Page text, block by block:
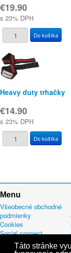
Táto stránke
€19.90
s 23% DPH
Heavy duty trhačky
€14.90
s 23% DPH
Menu
Všeobecné obchodné
podmienky
Cookies
Social connect
Mapa stránok
Informácie k osobným